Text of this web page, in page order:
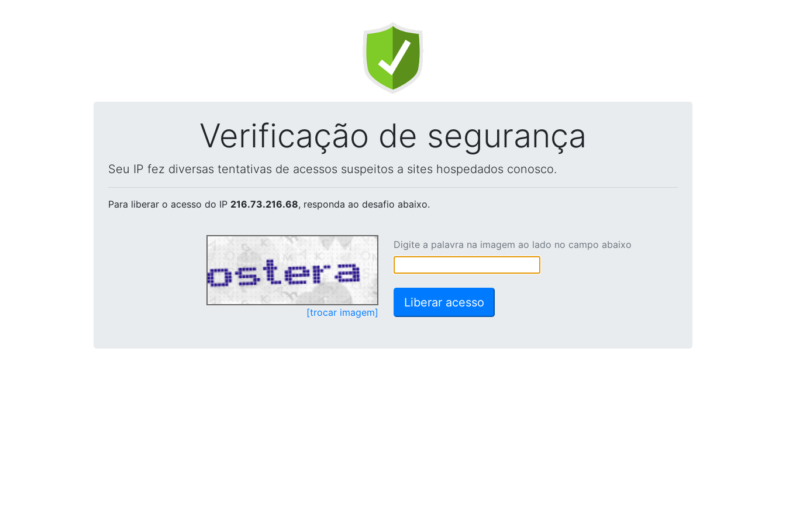
Verificação de segurança
Seu IP fez diversas tentativas de acessos suspeitos a sites hospedados conosco.
Para liberar o acesso do IP 216.73.216.68, responda ao desafio abaixo.
[trocar imagem]
Digite a palavra na imagem ao lado no campo abaixo